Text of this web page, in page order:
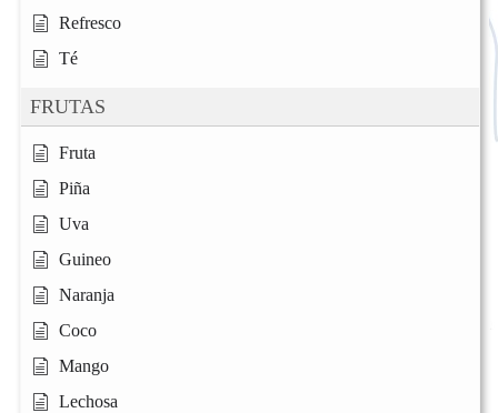
Refresco
Té
FRUTAS
Fruta
Piña
Uva
Guineo
Naranja
Coco
Mango
Lechosa